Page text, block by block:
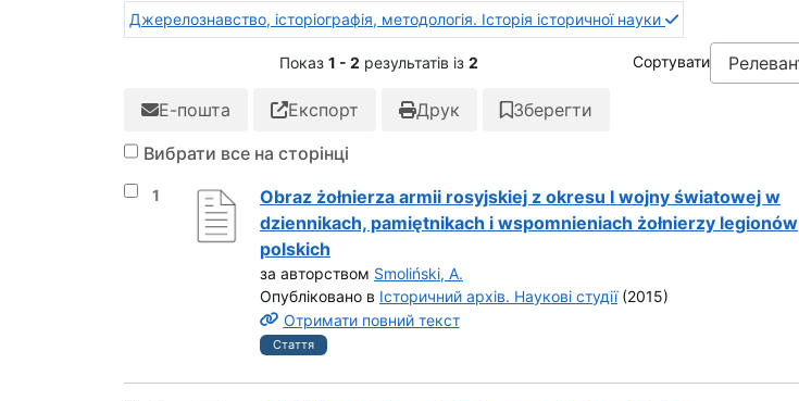
Джерелознавство, історіографія, методологія. Історія історичної науки
Показ 1 - 2 результатів із 2 Сортувати
Е-пошта Експорт Друк
Зберегти
Вибрати все на сторінці
Вибрати результат під номером 1
1
Obraz żołnierza armii rosyjskiej z okresu I wojny światowej w
dziennikach, pamiętnikach i wspomnieniach żołnierzy legionów
polskich
за авторством Smoliński, A.
Опубліковано в Історичний архів. Наукові студії(2015)
Отримати повний текст
Стаття